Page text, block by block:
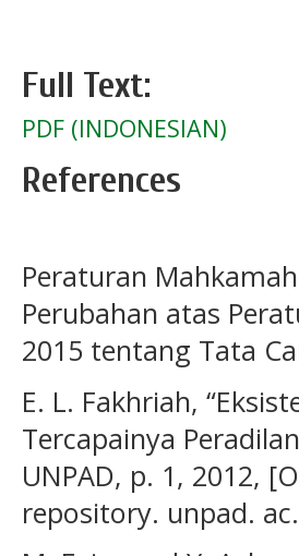
Full Text:
PDF (INDONESIAN)
References
Peraturan
Perubahan atas
2015 tentang Tata
E. L. Fakhriah,
Tercapainya
UNPAD, p. 1, 2012,
repository. unpad.